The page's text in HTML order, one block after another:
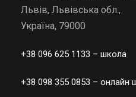
Львів, Львівська обл.,
Україна, 79000
+38 096 625 1133 – школа
+38 098 355 0853 – онлайн